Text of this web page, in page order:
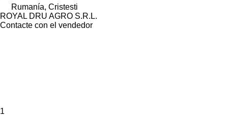
Rumanía, Cristesti
ROYAL DRU AGRO S.R.L.
Contacte con el vendedor
1